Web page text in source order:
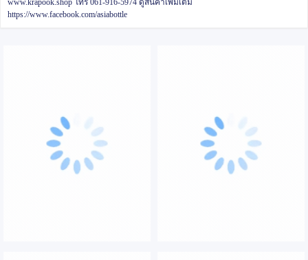
www.krapook.shop โทร 061-916-5974 ดูสินค้าเพิ่มเติม
https://www.facebook.com/asiabottle